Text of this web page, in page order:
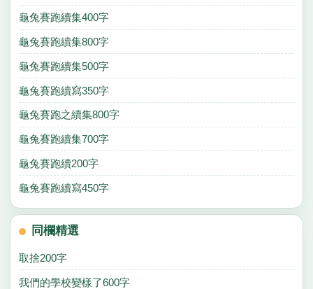
龜兔賽跑續集400字
龜兔賽跑續集800字
龜兔賽跑續集500字
龜兔賽跑續寫350字
龜兔賽跑之續集800字
龜兔賽跑續集700字
龜兔賽跑續200字
龜兔賽跑續寫450字
同欄精選
取捨200字
我們的學校變樣了600字